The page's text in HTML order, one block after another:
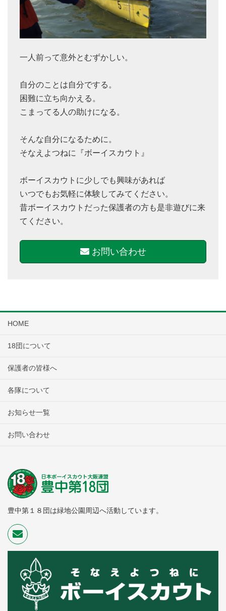
一人前って意外とむずかしい。
自分のことは自分でする。
困難に立ち向かえる。
こまってる人の助けになる。
そんな自分になるために。
そなえよつねに『ボーイスカウト』
ボーイスカウトに少しでも興味があれば
いつでもお気軽に体験してみてください。
昔ボーイスカウトだった保護者の方も是非遊びに来
てください。
お問い合わせ
HOME
18団について
保護者の皆様へ
各隊について
お知らせ一覧
お問い合わせ
豊中第１８団は緑地公園周辺へ活動しています。